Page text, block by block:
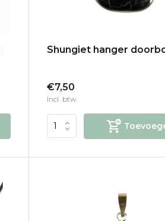
Shungiet hanger
€7,50
Incl. btw